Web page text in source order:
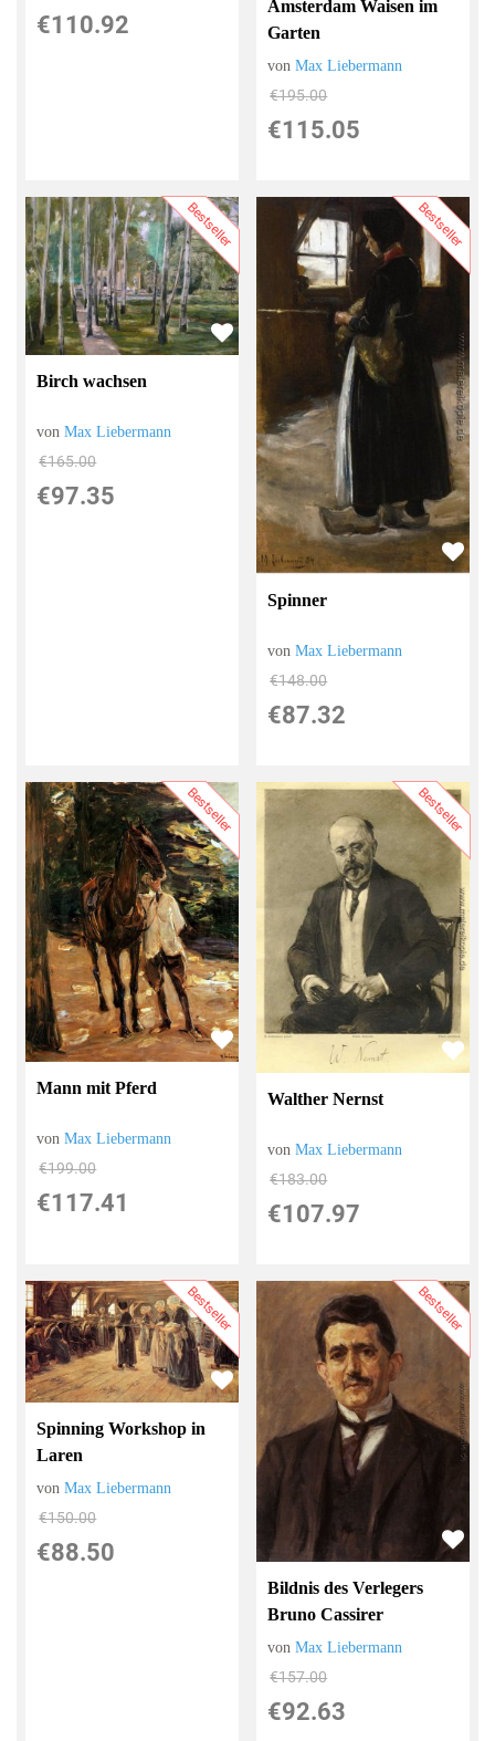
€110.92
Amsterdam Waisen im
Garten
vonMax Liebermann
€195.00
€115.05
Bestseller
Birch wachsen
vonMax Liebermann
€165.00
€97.35
Bestseller
Spinner
vonMax Liebermann
€148.00
€87.32
Bestseller
Mann mit Pferd
vonMax Liebermann
€199.00
€117.41
Bestseller
Walther Nernst
vonMax Liebermann
€183.00
€107.97
Bestseller
Spinning Workshop in
Laren
vonMax Liebermann
€150.00
€88.50
Bestseller
Bildnis des Verlegers
Bruno Cassirer
vonMax Liebermann
€157.00
€92.63